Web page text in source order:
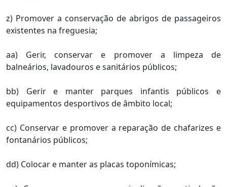
z) Promover a conservação de abrigos de passageiros
existentes na freguesia;
aa) Gerir, conservar e promover a limpeza de
balneários, lavadouros e sanitários públicos;
bb) Gerir e manter parques infantis públicos e
equipamentos desportivos de âmbito local;
cc) Conservar e promover a reparação de chafarizes e
fontanários públicos;
dd) Colocar e manter as placas toponímicas;